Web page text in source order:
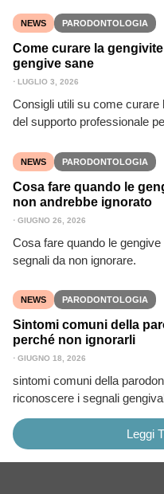
NEWS PARODONTOLOGIA
Come curare la
gengive sane
⋅ LUGLIO 3, 2026
Consigli utili su come
del supporto professionale
NEWS PARODONTOLOGIA
Cosa fare quando le
non andrebbe ignorato
⋅ GIUGNO 26, 2026
Cosa fare quando le
segnali da non ignorare.
NEWS PARODONTOLOGIA
Sintomi comuni della
perché non ignorarli
⋅ GIUGNO 18, 2026
sintomi comuni della
riconoscere i segnali
Leggi